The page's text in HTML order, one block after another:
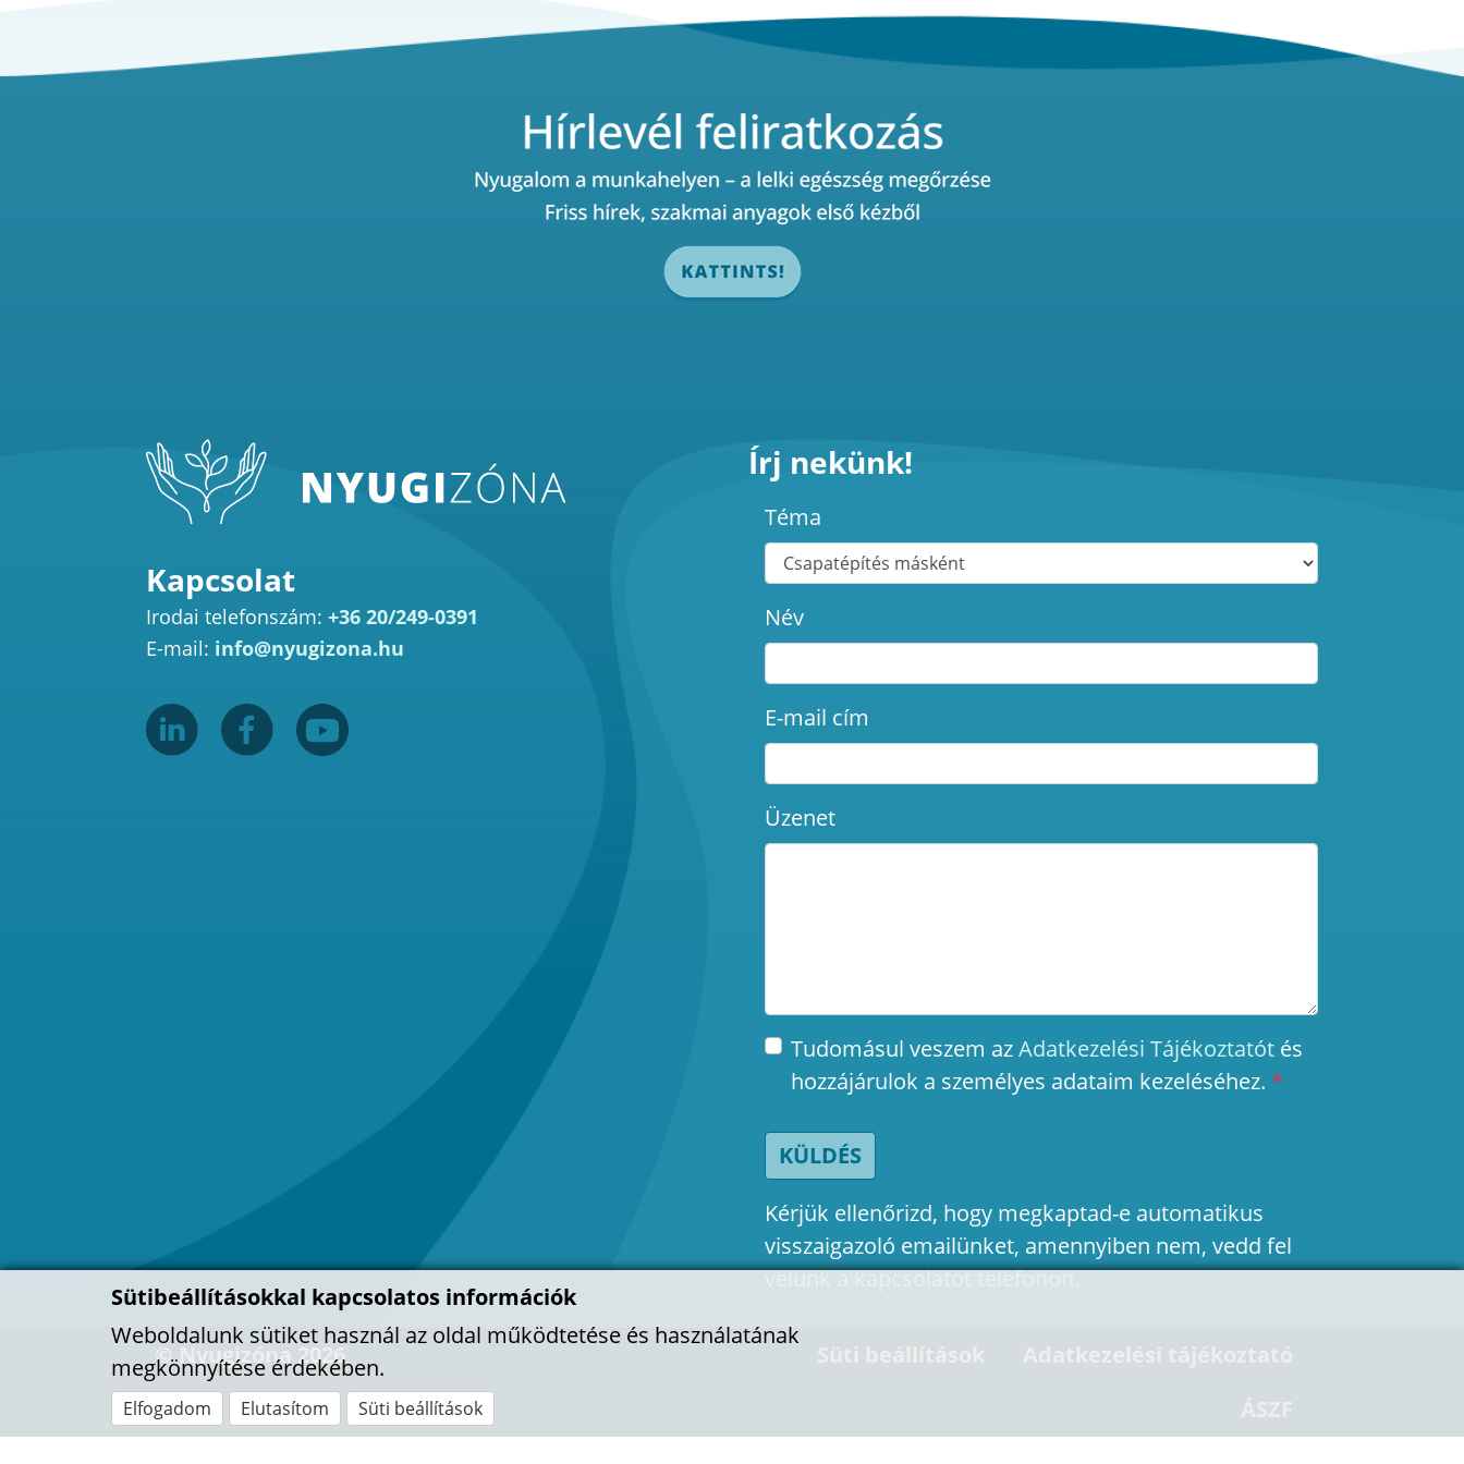
Sütibeállításokkal kapcsolatos információk
Weboldalunk sütiket használ az oldal működtetése és használatának
megkönnyítése érdekében.
Elfogadom Elutasítom Süti beállítások
Kapcsolat
Irodai telefonszám:+36 20/249-0391
E-mail: info@nyugizona.hu
Írj nekünk!
Téma
Név
E-mail cím
Üzenet
Tudomásul veszem azAdatkezelési Tájékoztatót és
hozzájárulok a személyes adataim kezeléséhez. *
KÜLDÉS
Kérjük ellenőrizd, hogy megkaptad-e automatikus
visszaigazoló emailünket, amennyiben nem, vedd fel
velünk a kapcsolatot telefonon.
© Nyugizóna 2026 Süti beállítások
Adatkezelési tájékoztató
ÁSZF